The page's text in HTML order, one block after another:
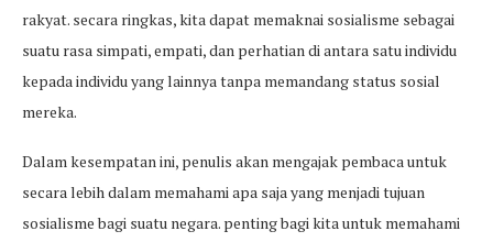
rakyat. secara ringkas, kita dapat memaknai sosialisme sebagai
suatu rasa simpati, empati, dan perhatian di antara satu individu
kepada individu yang lainnya tanpa memandang status sosial
mereka.
Dalam kesempatan ini, penulis akan mengajak pembaca untuk
secara lebih dalam memahami apa saja yang menjadi tujuan
sosialisme bagi suatu negara. penting bagi kita untuk memahami